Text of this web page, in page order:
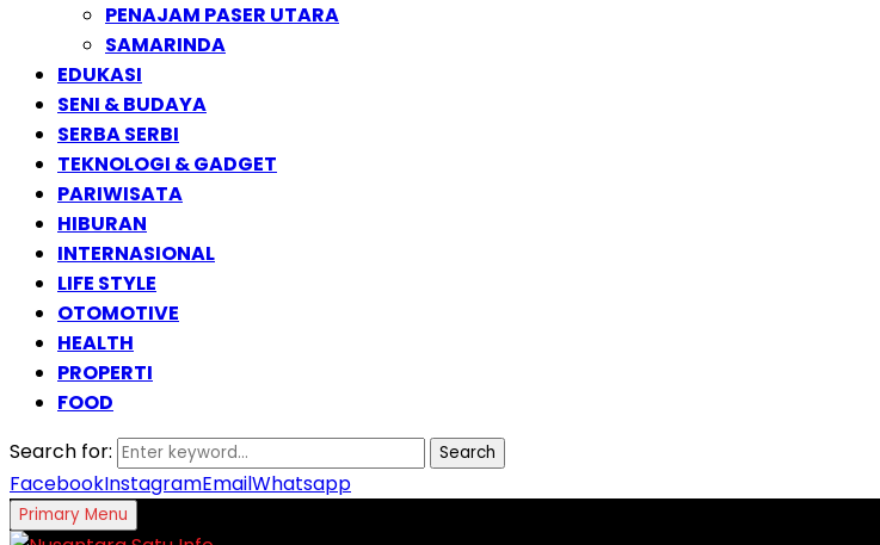
PENAJAM PASER UTARA
SAMARINDA
EDUKASI
SENI & BUDAYA
SERBA SERBI
TEKNOLOGI & GADGET
PARIWISATA
HIBURAN
INTERNASIONAL
LIFE STYLE
OTOMOTIVE
HEALTH
PROPERTI
FOOD
Search for:
Search
FacebookInstagramEmailWhatsapp
Primary Menu